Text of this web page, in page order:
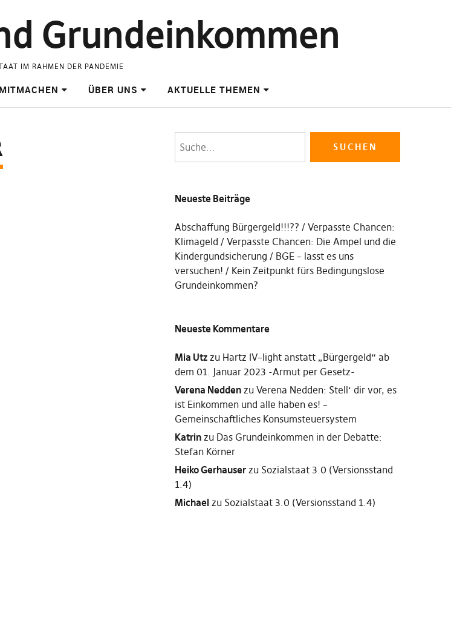
Grundeinkommen
IM RAHMEN DER PANDEMIE
MITMACHEN ÜBER UNS AKTUELLE THEMEN
Neueste Beiträge
Abschaffung Bürgergeld!!!??
Verpasste Chancen:
Klimageld
Verpasste Chancen: Die Ampel und die
Kindergundsicherung
BGE – lasst es uns
versuchen!
Kein Zeitpunkt fürs Bedingungslose
Grundeinkommen?
Neueste Kommentare
Mia Utzzu Hartz IV–light anstatt „Bürgergeld“ ab
dem 01. Januar 2023 -Armut per Gesetz-
Verena Neddenzu Verena Nedden: Stell‘ dir vor, es
ist Einkommen und alle haben es! –
Gemeinschaftliches Konsumsteuersystem
Katrinzu Das Grundeinkommen in der Debatte:
Stefan Körner
Heiko Gerhauserzu Sozialstaat 3.0 (Versionsstand
1.4)
Michael zu Sozialstaat 3.0 (Versionsstand 1.4)